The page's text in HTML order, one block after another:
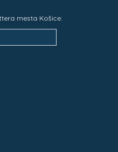
mesta Košice: